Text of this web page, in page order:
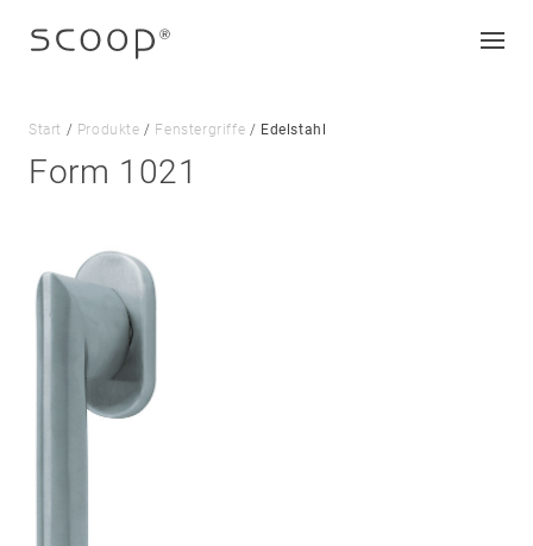
Jobs & Karriere
Kontakt
Downloads
Impressum
Start / Produkte / Fenstergriffe / Edelstahl
Form 1021